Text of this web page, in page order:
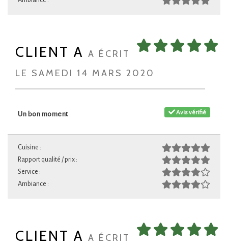
CLIENT A A ÉCRIT
LE SAMEDI 14 MARS 2020
Avis vérifié
Un bon moment
Cuisine :
Rapport qualité / prix :
Service :
Ambiance :
CLIENT A A ÉCRIT